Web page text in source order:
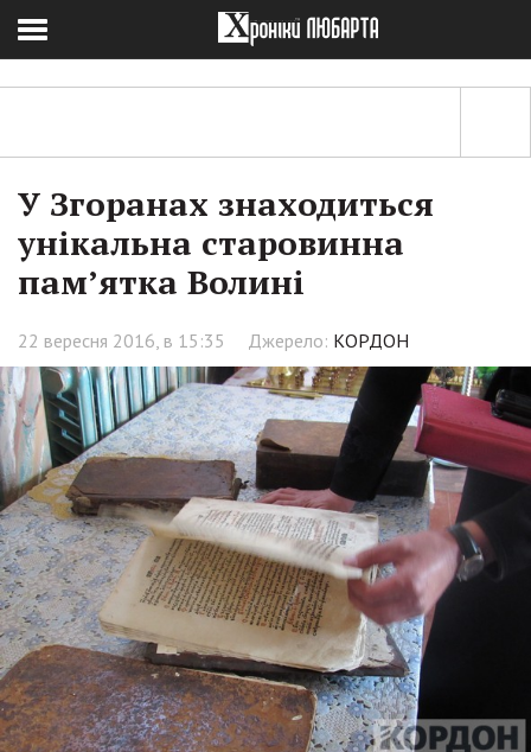
У Згоранах знаходиться
унікальна старовинна
пам’ятка Волині
22 вересня 2016, в 15:35 Джерело: КОРДОН